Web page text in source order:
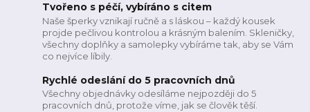
Tvořeno s péčí, vybíráno s citem
Naše šperky vznikají ručně a s láskou – každý kousek
projde pečlivou kontrolou a krásným balením. Skleničky,
všechny doplňky a samolepky vybíráme tak, aby se Vám
co nejvíce líbily.
Rychlé odeslání do 5 pracovních dnů
Všechny objednávky odesíláme nejpozději do 5
pracovních dnů, protože víme, jak se člověk těší.